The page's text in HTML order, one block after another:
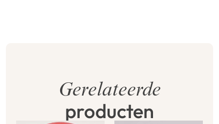
Gerelateerde
producten